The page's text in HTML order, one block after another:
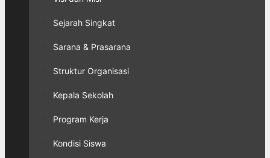
Sejarah Singkat
Sarana & Prasarana
Struktur Organisasi
Kepala Sekolah
Program Kerja
Kondisi Siswa